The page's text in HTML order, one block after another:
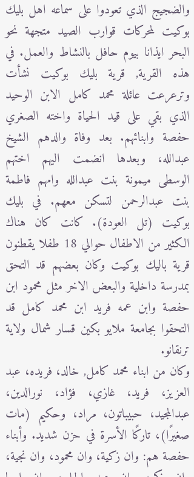
والضجيج الذي تعودوا على سماعه اهل بليك
بوكيت لمحركات قوارب الصيد متجهة نحو
البحر ايذانا بيوم حافل بالنشاط والعمل. في
هذه القرية, قرية بليك بوكيت نشأت
وترعرعت عائلة محمد كامل الابن الوحيد
الذي بقي على قيد الحياة واخته الصغري
حفصة وابنائهم. بعد وفاة والدهم الشيخ
عبدالله، وبعدها انضمت اليهم اختهم
الوسطى ميمونة بنت عبدالله وامهم فاطمة
بنت عبدالرحمن لتسكن معهم. في بليك
بوكيت (تل العودة). كانت كان هناك
الكثير من الاطفال حوالي 18 طفلا يقطنون
قرية باليك بوكيت وكان بعضهم قد التحق
بمدرسة داخلية والبعض الاخر مثل محمود ابن
حفصة وابن عمه فريد ابن محمد كامل قد
التحقوا بجامعة ملايو بكين قسار شمال ولاية
ترنقانو.
وكان من ابناء محمد كامل, خالد، فريده، عبد
العزيز، فريد، غازي، فؤاد، نورالدين،
عبدالمجيد، حبيباتون، مراد، وحكيم (مات
صغيرًا)، تاركًا الأسرة في حزن شديد. وأبناء
حفصة هم: وان زكية، وان محمود، وان نجية،